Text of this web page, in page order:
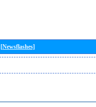
[Newsflashes]